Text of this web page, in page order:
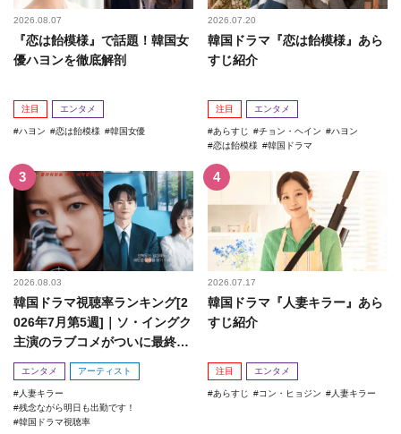
2026.08.07
『恋は飴模様』で話題！韓国女
優ハヨンを徹底解剖
注目 エンタメ
ハヨン 恋は飴模様 韓国女優
2026.07.20
韓国ドラマ『恋は飴模様』あら
すじ紹介
注目 エンタメ
あらすじ チョン・ヘイン
ハヨン
恋は飴模様
韓国ドラマ
2026.08.03
韓国ドラマ視聴率ランキング[2
026年7月第5週]｜ソ・イングク
主演のラブコメがついに最終
回！
エンタメ アーティスト
人妻キラー
残念ながら明日も出勤です！
韓国ドラマ視聴率
2026.07.17
韓国ドラマ『人妻キラー』あら
すじ紹介
注目 エンタメ
あらすじ コン・ヒョジン 人妻キラー